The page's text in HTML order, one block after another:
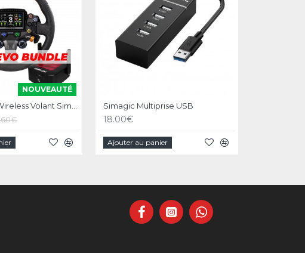
NOUVEAUTÉ
Simagic Multiprise USB
18.00€
Ajouter au panier